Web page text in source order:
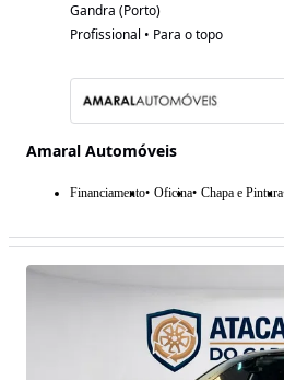
Gandra (Porto)
Profissional • Para o topo
Amaral Automóveis
Financiamento Oficina Chapa e Pintura